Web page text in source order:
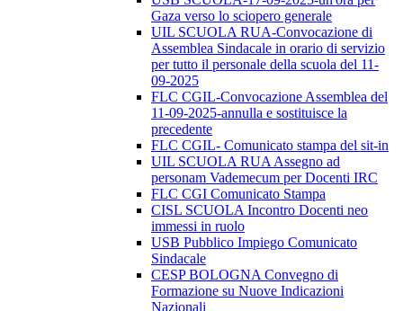
Gaza verso lo sciopero generale
UIL SCUOLA RUA-Convocazione di
Assemblea Sindacale in orario di servizio
per tutto il personale della scuola del 11-
09-2025
FLC CGIL-Convocazione Assemblea del
11-09-2025-annulla e sostituisce la
precedente
FLC CGIL- Comunicato stampa del sit-in
UIL SCUOLA RUA Assegno ad
personam Vademecum per Docenti IRC
FLC CGI Comunicato Stampa
CISL SCUOLA Incontro Docenti neo
immessi in ruolo
USB Pubblico Impiego Comunicato
Sindacale
CESP BOLOGNA Convegno di
Formazione su Nuove Indicazioni
Nazionali